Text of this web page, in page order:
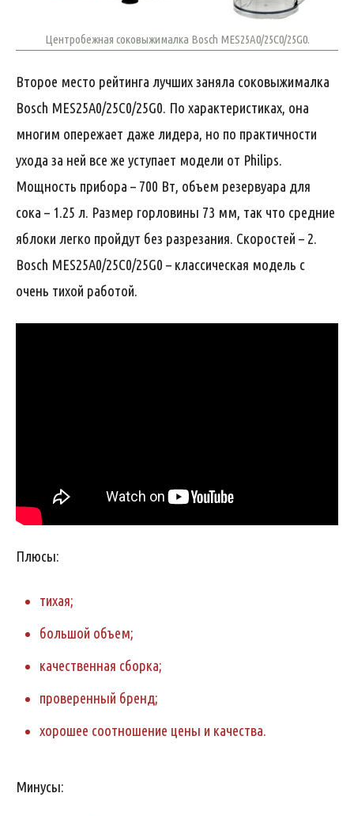
Центробежная соковыжималка Bosch MES25A0/25C0/25G0.
Второе место рейтинга лучших заняла соковыжималка
Bosch MES25A0/25C0/25G0. По характеристиках, она
многим опережает даже лидера, но по практичности
ухода за ней все же уступает модели от Philips.
Мощность прибора – 700 Вт, объем резервуара для
сока – 1.25 л. Размер горловины 73 мм, так что средние
яблоки легко пройдут без разрезания. Скоростей – 2.
Bosch MES25A0/25C0/25G0 – классическая модель с
очень тихой работой.
Плюсы:
тихая;
большой объем;
качественная сборка;
проверенный бренд;
хорошее соотношение цены и качества.
Минусы: